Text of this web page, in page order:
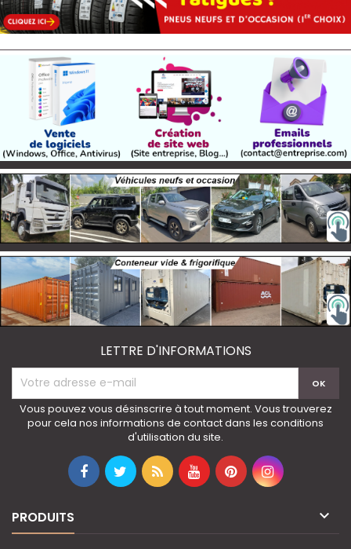
LETTRE D'INFORMATIONS
Vous pouvez vous désinscrire à tout moment. Vous trouverez
pour cela nos informations de contact dans les conditions
d'utilisation du site.
PRODUITS 